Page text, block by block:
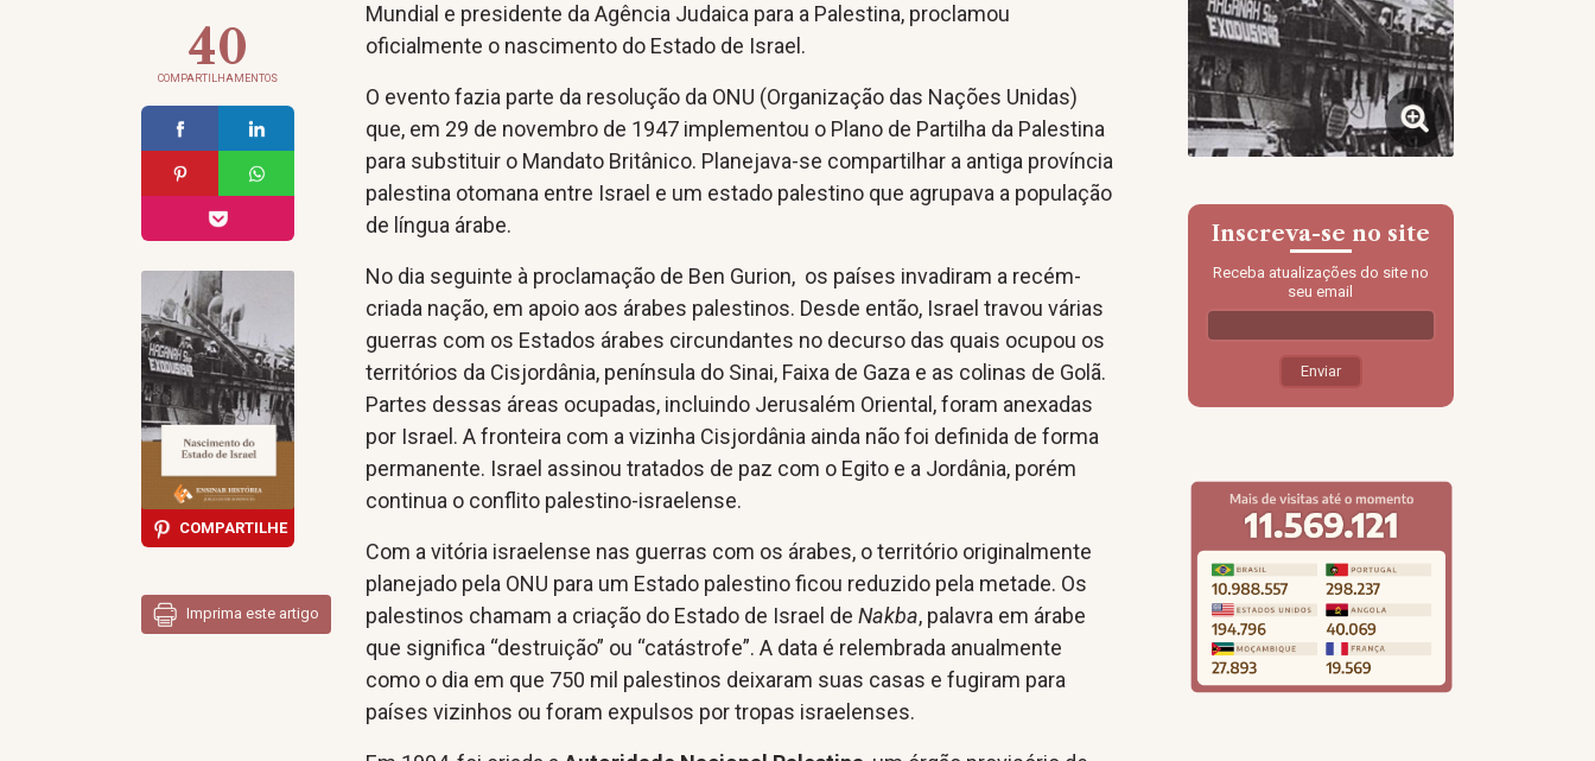
40
COMPARTILHAMENTOS
COMPARTILHE
Imprima este artigo
Mundial e presidente da Agência Judaica para a Palestina, proclamou
oficialmente o nascimento do Estado de Israel.
O evento fazia parte da resolução da ONU (Organização das Nações Unidas)
que, em 29 de novembro de 1947 implementou o Plano de Partilha da Palestina
para substituir o Mandato Britânico. Planejava-se compartilhar a antiga província
palestina otomana entre Israel e um estado palestino que agrupava a população
de língua árabe.
No dia seguinte à proclamação de Ben Gurion, os países invadiram a recém-
criada nação, em apoio aos árabes palestinos. Desde então, Israel travou várias
guerras com os Estados árabes circundantes no decurso das quais ocupou os
territórios da Cisjordânia, península do Sinai, Faixa de Gaza e as colinas de Golã.
Partes dessas áreas ocupadas, incluindo Jerusalém Oriental, foram anexadas
por Israel. A fronteira com a vizinha Cisjordânia ainda não foi definida de forma
permanente. Israel assinou tratados de paz com o Egito e a Jordânia, porém
continua o conflito palestino-israelense.
Com a vitória israelense nas guerras com os árabes, o território originalmente
planejado pela ONU para um Estado palestino ficou reduzido pela metade. Os
palestinos chamam a criação do Estado de Israel deNakba, palavra em árabe
que significa “destruição” ou “catástrofe”. A data é relembrada anualmente
como o dia em que 750 mil palestinos deixaram suas casas e fugiram para
países vizinhos ou foram expulsos por tropas israelenses.
Inscreva-se no site
Receba atualizações do site no
seu email